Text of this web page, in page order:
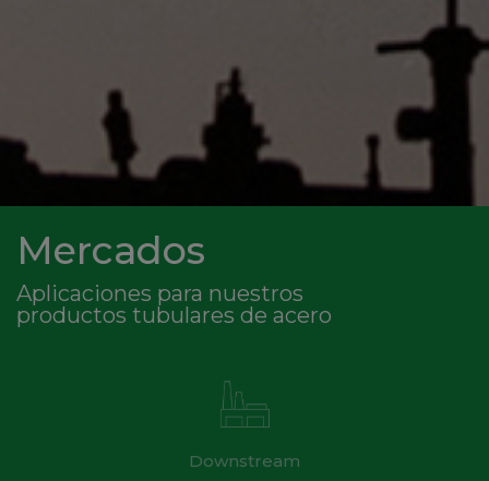
Mercados
Aplicaciones para nuestros
productos tubulares de acero
Downstream